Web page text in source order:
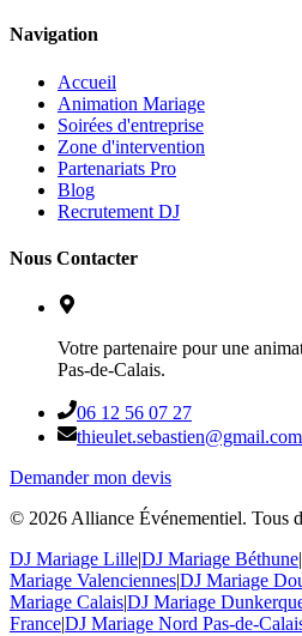
Navigation
Accueil
Animation Mariage
Soirées d'entreprise
Zone d'intervention
Partenariats Pro
Blog
Recrutement DJ
Nous Contacter
Votre partenaire pour une
Pas-de-Calais.
06 12 56 07 27
thieulet.sebastien@gmail.com
Demander mon devis
© 2026 Alliance Événementiel. Tous
DJ Mariage Lille|DJ Mariage Béthune|
Mariage Valenciennes|DJ Mariage
Mariage Calais|DJ Mariage
France|DJ Mariage Nord Pas-de-